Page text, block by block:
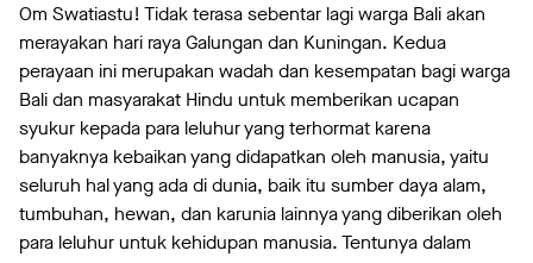
Om Swatiastu! Tidak terasa sebentar lagi warga Bali akan
merayakan hari raya Galungan dan Kuningan. Kedua
perayaan ini merupakan wadah dan kesempatan bagi warga
Bali dan masyarakat Hindu untuk memberikan ucapan
syukur kepada para leluhur yang terhormat karena
banyaknya kebaikan yang didapatkan oleh manusia, yaitu
seluruh hal yang ada di dunia, baik itu sumber daya alam,
tumbuhan, hewan, dan karunia lainnya yang diberikan oleh
para leluhur untuk kehidupan manusia. Tentunya dalam